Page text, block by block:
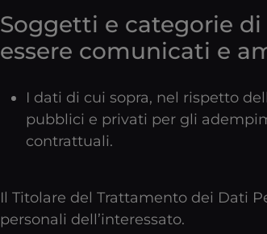
Soggetti e categorie
essere comunicati e
I dati di cui sopra, nel rispetto
pubblici e privati per gli
contrattuali.
Il Titolare del Trattamento dei Dati
personali dell’interessato.